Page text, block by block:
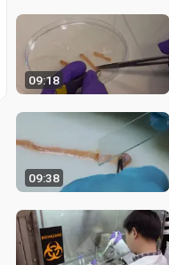
09:18
09:38